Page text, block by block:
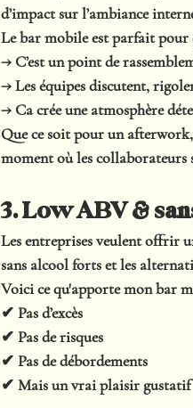
d’impact sur l’ambiance
Le bar mobile est parfait pour
→ C’est un point de
→ Les équipes discutent,
→ Ca crée une atmosphère
Que ce soit pour un
moment où les collaborateurs
3. Low ABV &
Les entreprises veulent offrir
sans alcool forts et les
Voici ce qu'apporte mon bar
✔ Pas d’excès
✔ Pas de risques
✔ Pas de débordements
✔ Mais un vrai plaisir gustatif